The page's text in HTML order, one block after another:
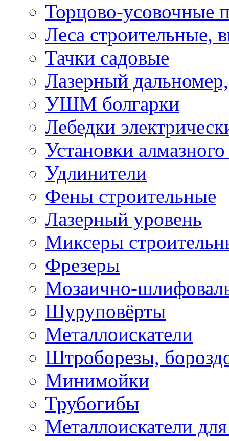
Торцово-усовочные
Леса строительные,
Тачки садовые
Лазерный дальномер,
УШМ болгарки
Лебедки
Установки
Удлинители
Фены строительные
Лазерный уровень
Миксеры
Фрезеры
Мозаично-
Шуруповёрты
Металлоискатели
Штроборезы,
Минимойки
Трубогибы
Металлоискатели